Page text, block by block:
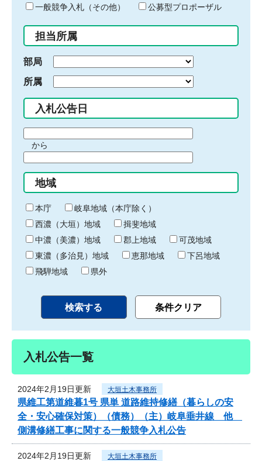
ド
入
力
一般競争入札（その他）
公募型プロポーザル
担当所属
部局
所属
入札公告日
間
始
り
から
間
終
わ
り
地域
本庁
岐阜地域（本庁除く）
西濃（大垣）地域
揖斐地域
中濃（美濃）地域
郡上地域
可茂地域
東濃（多治見）地域
恵那地域
下呂地域
飛騨地域
県外
入札公告一覧
2024年2月19日更新 大垣土木事務所
県維工第道維暮1号 県単 道路維持修繕（暮らしの安
全・安心確保対策）（債務）（主）岐阜垂井線 他
側溝修繕工事に関する一般競争入札公告
2024年2月19日更新 大垣土木事務所